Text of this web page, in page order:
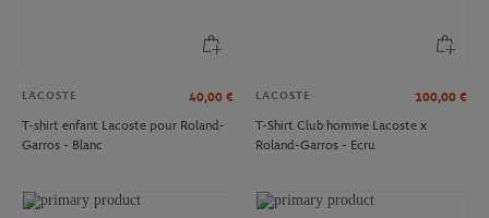
LACOSTE 40,00 €
T-shirt enfant Lacoste pour Roland-
Garros - Blanc
LACOSTE 100,00 €
T-Shirt Club homme Lacoste x
Roland-Garros - Ecru